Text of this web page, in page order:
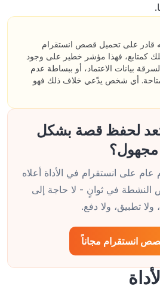
قادر على تحميل قصص انستقرام
كمتابع، فهذا مؤشر خطير على وجود
بيانات الاعتماد، أو ببساطة عدم
متاحة. أي شخص يدّعي خلاف ذلك فهو
لحفظ قصة بشكل
مجهول؟
على انستقرام في الأداة أعلاه
في ثوانٍ - لا حاجة إلى
تطبيق، ولا دفع.
انستقرام مجاناً